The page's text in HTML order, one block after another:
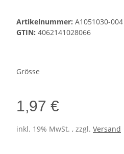
Artikelnummer: A1051030-004
GTIN: 4062141028066
Grösse
1,97 €
inkl. 19% MwSt. , zzgl. Versand